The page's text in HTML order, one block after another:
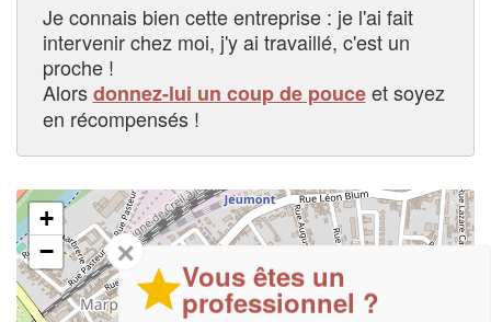
Je connais bien cette entreprise : je l'ai fait
intervenir chez moi, j'y ai travaillé, c'est un
proche !
Alorsdonnez-lui un coup de pouceet soyez
en récompensés !
+
−
✕
Vous êtes un
professionnel ?